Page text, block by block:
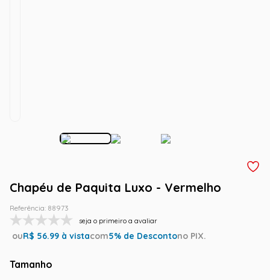
Chapéu de Paquita Luxo - Vermelho
Referência: 88973
seja o primeiro a avaliar
ouR$ 56.99 à vistacom5% de Descontono PIX.
Tamanho